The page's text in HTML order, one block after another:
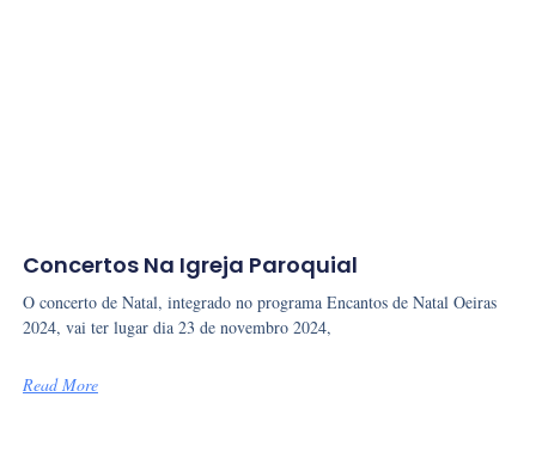
Concertos Na Igreja Paroquial
O concerto de Natal, integrado no programa Encantos de Natal Oeiras
2024, vai ter lugar dia 23 de novembro 2024,
Read More